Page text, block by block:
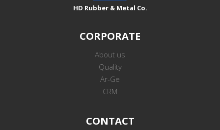
HD Rubber & Metal Co.
CORPORATE
About us
Quality
Ar-Ge
CRM
CONTACT